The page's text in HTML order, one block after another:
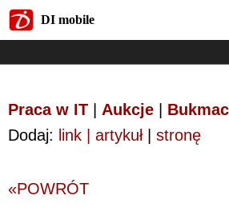
DI mobile
Praca w IT Aukcje
Dodaj: link | artykuł| stronę
«POWRÓT
DI mobile